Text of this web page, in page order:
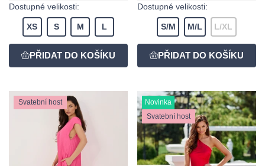
Dostupné velikosti:
XS S M L
Dostupné velikosti:
S/M M/L L/XL
Svatební host
Novinka
Svatební host